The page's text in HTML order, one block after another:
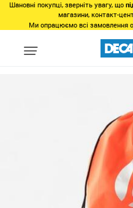
Шановні покупці, зверніть увагу, що
магазини, контакт-
Ми опрацюємо всі замовлення
Види спорту Спорт з